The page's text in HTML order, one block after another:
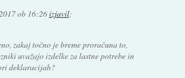
ob 16:26izjavil:
zakaj točno je breme proračuna to,
uvažajo izdelke za lastne potrebe in
deklaracijah?